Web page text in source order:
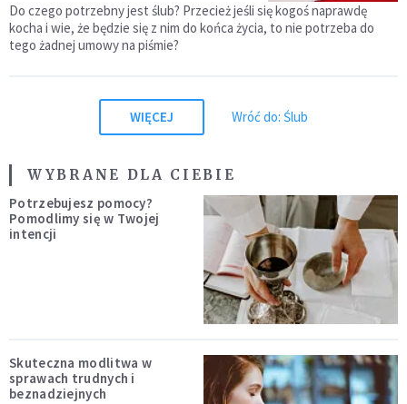
Do czego potrzebny jest ślub? Przecież jeśli się kogoś naprawdę
kocha i wie, że będzie się z nim do końca życia, to nie potrzeba do
tego żadnej umowy na piśmie?
WIĘCEJ Wróć do: Ślub
WYBRANE DLA CIEBIE
Potrzebujesz pomocy?
Pomodlimy się w Twojej
intencji
Skuteczna modlitwa w
sprawach trudnych i
beznadziejnych